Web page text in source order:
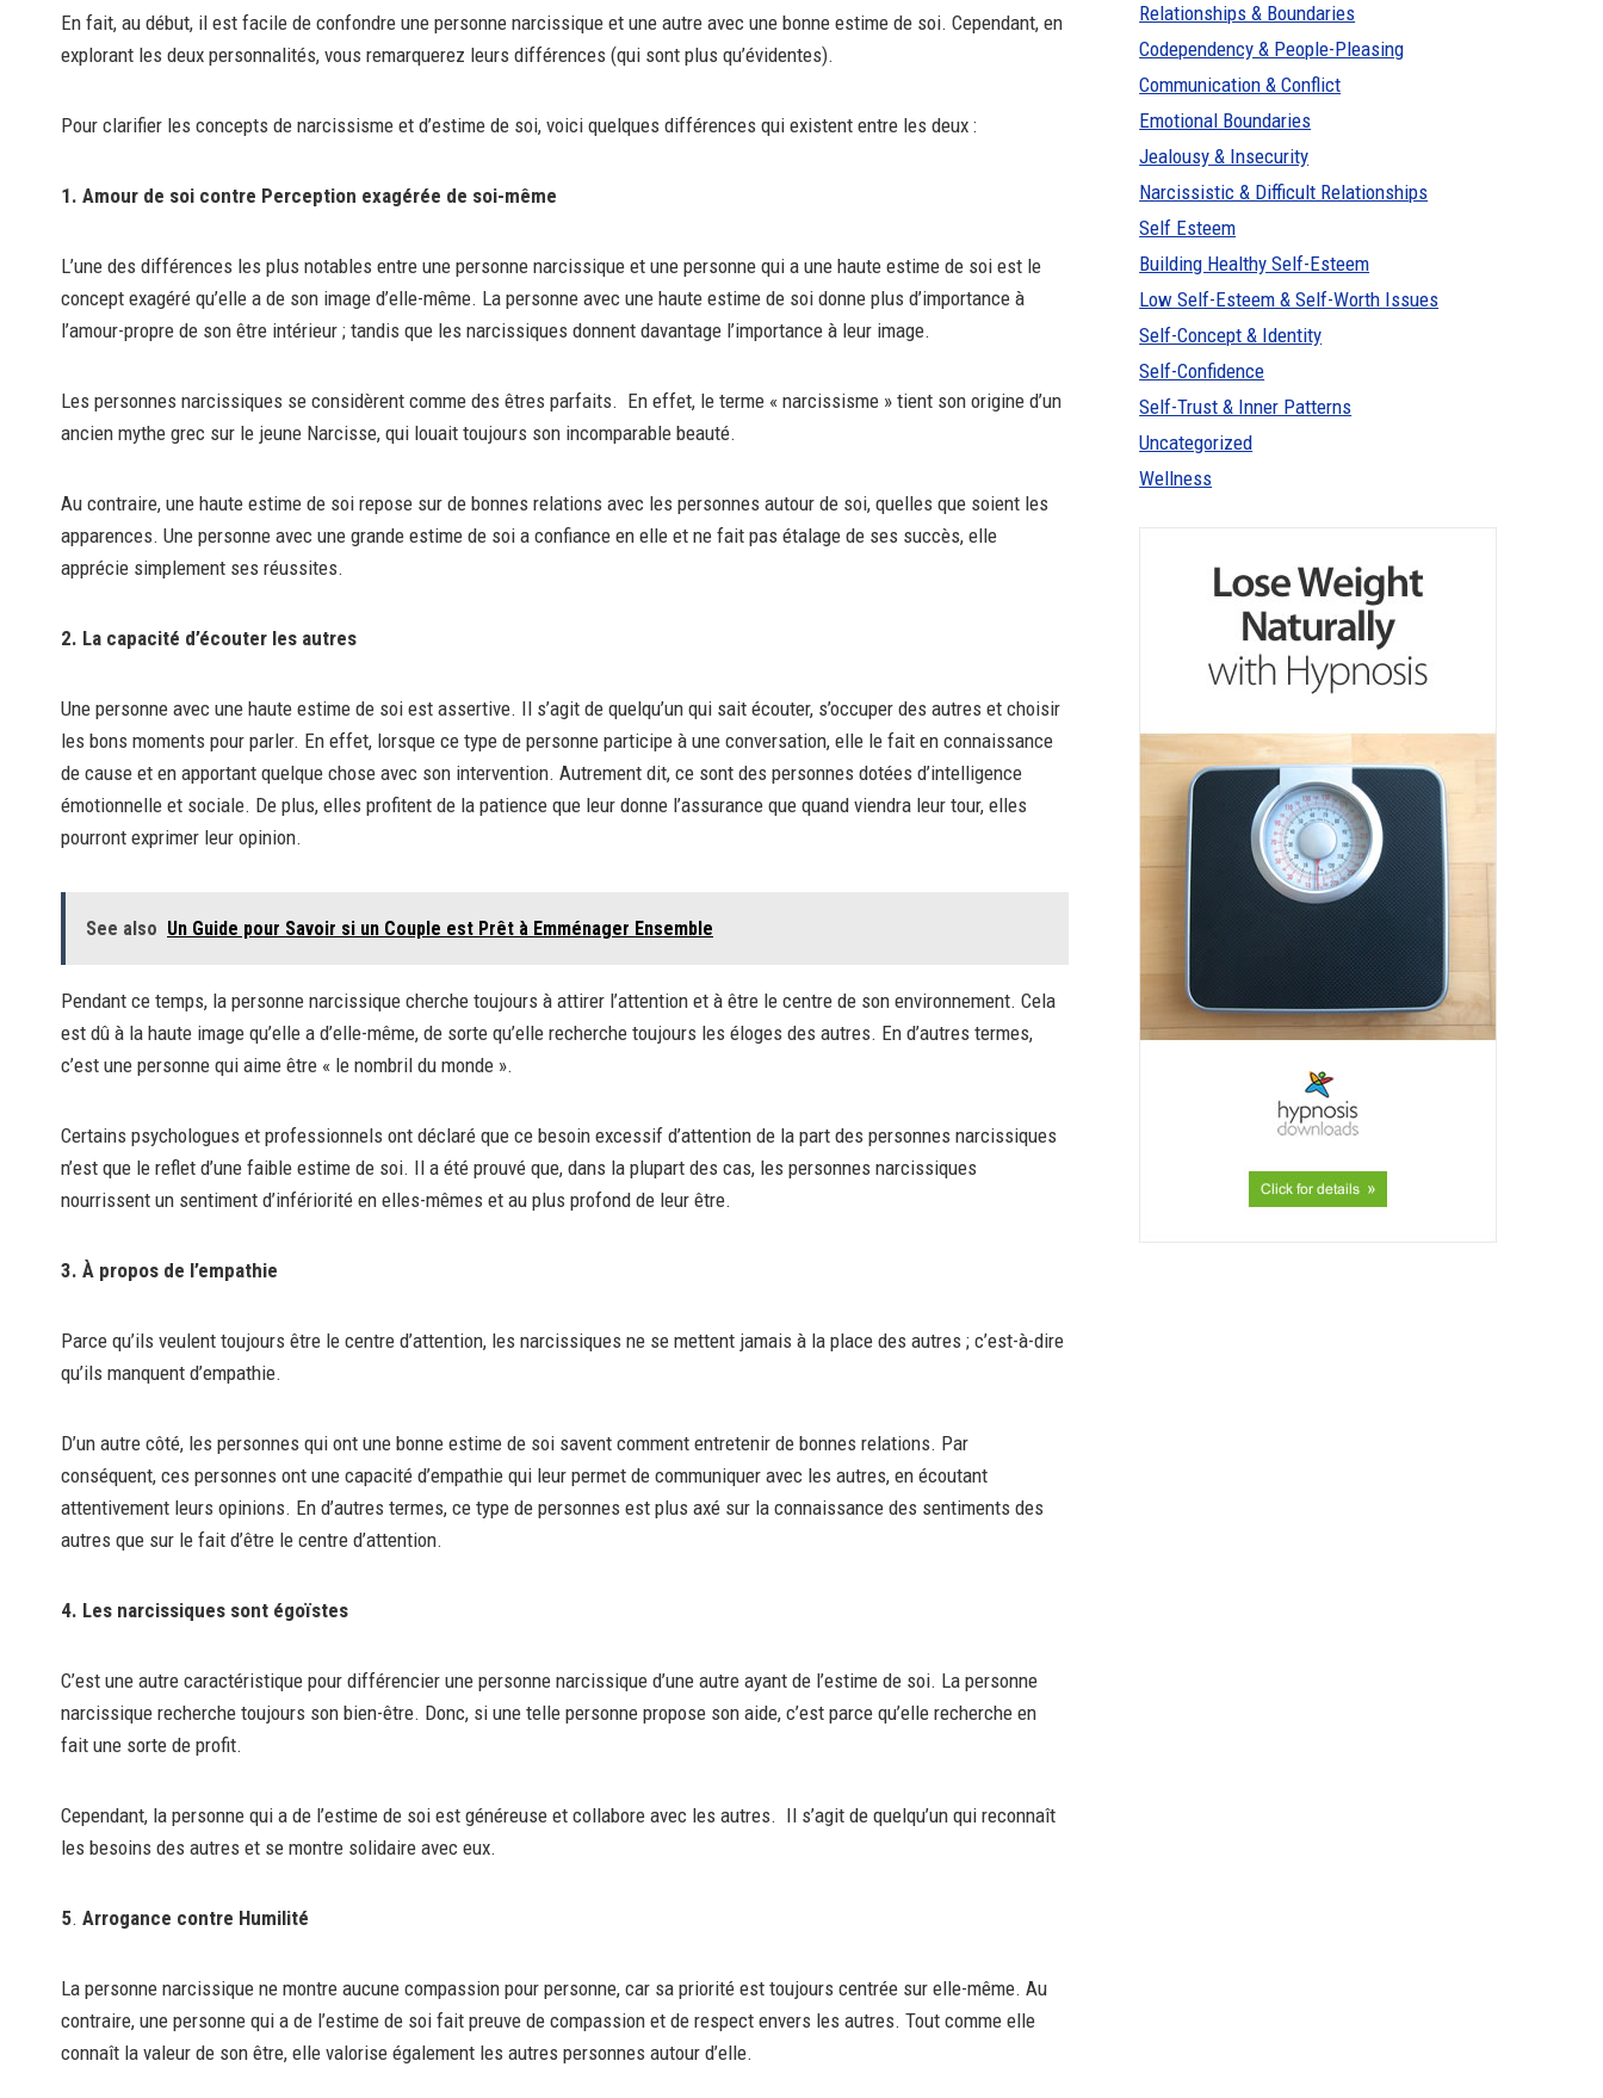
En fait, au début, il est facile de confondre une personne narcissique et une autre avec une bonne estime de soi. Cependant, en
explorant les deux personnalités, vous remarquerez leurs différences (qui sont plus qu’évidentes).
Pour clarifier les concepts de narcissisme et d’estime de soi, voici quelques différences qui existent entre les deux :
1. Amour de soi contre Perception exagérée de soi-même
L’une des différences les plus notables entre une personne narcissique et une personne qui a une haute estime de soi est le
concept exagéré qu’elle a de son image d’elle-même. La personne avec une haute estime de soi donne plus d’importance à
l’amour-propre de son être intérieur ; tandis que les narcissiques donnent davantage l’importance à leur image.
Les personnes narcissiques se considèrent comme des êtres parfaits. En effet, le terme « narcissisme » tient son origine d’un
ancien mythe grec sur le jeune Narcisse, qui louait toujours son incomparable beauté.
Au contraire, une haute estime de soi repose sur de bonnes relations avec les personnes autour de soi, quelles que soient les
apparences. Une personne avec une grande estime de soi a confiance en elle et ne fait pas étalage de ses succès, elle
apprécie simplement ses réussites.
2. La capacité d’écouter les autres
Une personne avec une haute estime de soi est assertive. Il s’agit de quelqu’un qui sait écouter, s’occuper des autres et choisir
les bons moments pour parler. En effet, lorsque ce type de personne participe à une conversation, elle le fait en connaissance
de cause et en apportant quelque chose avec son intervention. Autrement dit, ce sont des personnes dotées d’intelligence
émotionnelle et sociale. De plus, elles profitent de la patience que leur donne l’assurance que quand viendra leur tour, elles
pourront exprimer leur opinion.
See also Un Guide pour Savoir si un Couple est Prêt à Emménager Ensemble
Pendant ce temps, la personne narcissique cherche toujours à attirer l’attention et à être le centre de son environnement. Cela
est dû à la haute image qu’elle a d’elle-même, de sorte qu’elle recherche toujours les éloges des autres. En d’autres termes,
c’est une personne qui aime être « le nombril du monde ».
Certains psychologues et professionnels ont déclaré que ce besoin excessif d’attention de la part des personnes narcissiques
n’est que le reflet d’une faible estime de soi. Il a été prouvé que, dans la plupart des cas, les personnes narcissiques
nourrissent un sentiment d’infériorité en elles-mêmes et au plus profond de leur être.
3. À propos de l’empathie
Parce qu’ils veulent toujours être le centre d’attention, les narcissiques ne se mettent jamais à la place des autres ; c’est-à-dire
qu’ils manquent d’empathie.
D’un autre côté, les personnes qui ont une bonne estime de soi savent comment entretenir de bonnes relations. Par
conséquent, ces personnes ont une capacité d’empathie qui leur permet de communiquer avec les autres, en écoutant
attentivement leurs opinions. En d’autres termes, ce type de personnes est plus axé sur la connaissance des sentiments des
autres que sur le fait d’être le centre d’attention.
4. Les narcissiques sont égoïstes
C’est une autre caractéristique pour différencier une personne narcissique d’une autre ayant de l’estime de soi. La personne
narcissique recherche toujours son bien-être. Donc, si une telle personne propose son aide, c’est parce qu’elle recherche en
fait une sorte de profit.
Cependant, la personne qui a de l’estime de soi est généreuse et collabore avec les autres. Il s’agit de quelqu’un qui reconnaît
les besoins des autres et se montre solidaire avec eux.
5. Arrogance contre Humilité
La personne narcissique ne montre aucune compassion pour personne, car sa priorité est toujours centrée sur elle-même. Au
contraire, une personne qui a de l’estime de soi fait preuve de compassion et de respect envers les autres. Tout comme elle
connaît la valeur de son être, elle valorise également les autres personnes autour d’elle.
Relationships & Boundaries
Codependency & People-Pleasing
Communication & Conflict
Emotional Boundaries
Jealousy & Insecurity
Narcissistic & Difficult Relationships
Self Esteem
Building Healthy Self-Esteem
Low Self-Esteem & Self-Worth Issues
Self-Concept & Identity
Self-Confidence
Self-Trust & Inner Patterns
Uncategorized
Wellness